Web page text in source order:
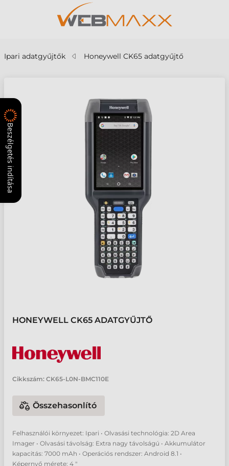
Ipari adatgyűjtők Honeywell CK65 adatgyűjtő
HONEYWELL CK65 ADATGYŰJTŐ
Cikkszám: CK65-L0N-BMC110E
Összehasonlító
Felhasználói környezet: Ipari • Olvasási technológia: 2D Area
Imager • Olvasási távolság: Extra nagy távolságú • Akkumulátor
kapacitás: 7000 mAh • Operációs rendszer: Android 8.1 •
Képernyő mérete: 4 "
Beszélgetés indítása